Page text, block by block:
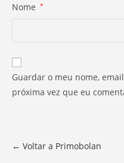
Nome *
Guardar o meu nome,
próxima vez que eu
← Voltar a Primobolan